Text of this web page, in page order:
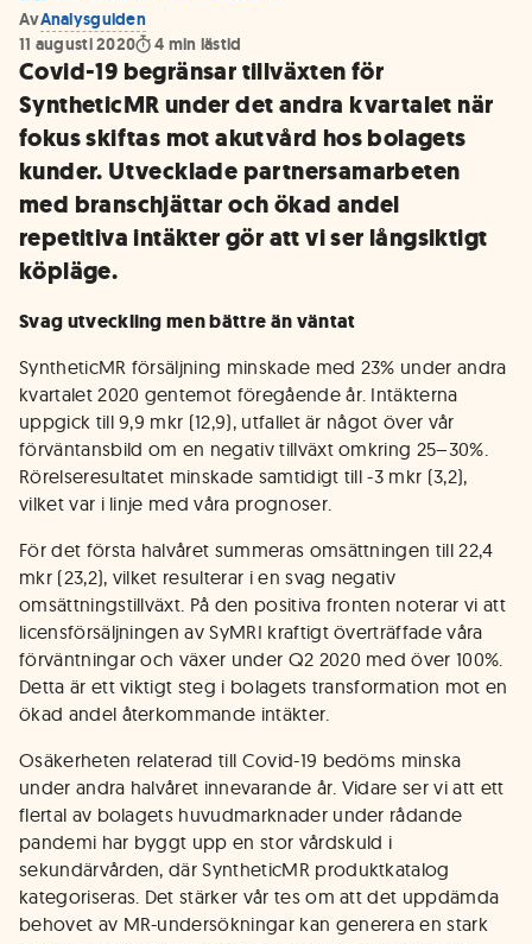
AvAnalysguiden
11 augusti 2020
4 min lästid
Covid-19 begränsar tillväxten för
SyntheticMR under det andra kvartalet när
fokus skiftas mot akutvård hos bolagets
kunder. Utvecklade partnersamarbeten
med branschjättar och ökad andel
repetitiva intäkter gör att vi ser långsiktigt
köpläge.
Svag utveckling men bättre än väntat
SyntheticMR försäljning minskade med 23% under andra
kvartalet 2020 gentemot föregående år. Intäkterna
uppgick till 9,9 mkr (12,9), utfallet är något över vår
förväntansbild om en negativ tillväxt omkring 25–30%.
Rörelseresultatet minskade samtidigt till -3 mkr (3,2),
vilket var i linje med våra prognoser.
För det första halvåret summeras omsättningen till 22,4
mkr (23,2), vilket resulterar i en svag negativ
omsättningstillväxt. På den positiva fronten noterar vi att
licensförsäljningen av SyMRI kraftigt överträffade våra
förväntningar och växer under Q2 2020 med över 100%.
Detta är ett viktigt steg i bolagets transformation mot en
ökad andel återkommande intäkter.
Osäkerheten relaterad till Covid-19 bedöms minska
under andra halvåret innevarande år. Vidare ser vi att ett
flertal av bolagets huvudmarknader under rådande
pandemi har byggt upp en stor vårdskuld i
sekundärvården, där SyntheticMR produktkatalog
kategoriseras. Det stärker vår tes om att det uppdämda
behovet av MR-undersökningar kan generera en stark